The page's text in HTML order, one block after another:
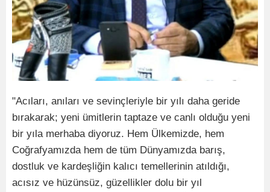
"Acıları, anıları ve sevinçleriyle bir yılı daha geride
bırakarak; yeni ümitlerin taptaze ve canlı olduğu yeni
bir yıla merhaba diyoruz. Hem Ülkemizde, hem
Coğrafyamızda hem de tüm Dünyamızda barış,
dostluk ve kardeşliğin kalıcı temellerinin atıldığı,
acısız ve hüzünsüz, güzellikler dolu bir yıl